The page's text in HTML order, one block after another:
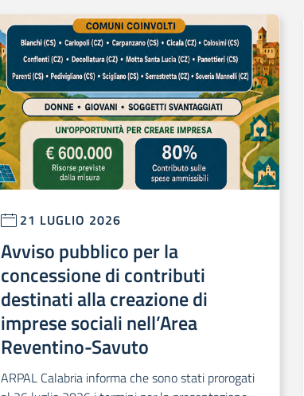
21 LUGLIO 2026
Avviso pubblico per la
concessione di contributi
destinati alla creazione di
imprese sociali nell’Area
Reventino-Savuto
ARPAL Calabria informa che sono stati prorogati